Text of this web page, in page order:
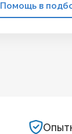
Помощь в